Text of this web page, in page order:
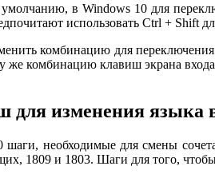
в Windows 10 для
использовать Ctrl + Shift
комбинацию для
комбинацию клавиш экрана
для изменения языка
необходимые для смены
1809 и 1803. Шаги для того,